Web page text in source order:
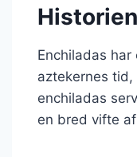
Enchiladas
aztekernes
enchiladas
en bred vifte